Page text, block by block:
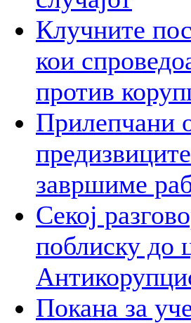
Клучните
кои
против
Прилепчани
завршиме
Секој
поблиску до
Покана за